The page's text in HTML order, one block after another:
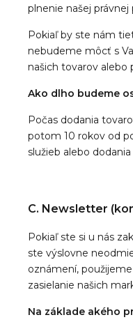
plnenie našej právnej
Pokiaľ by ste nám
nebudeme môcť s
našich tovarov alebo
Ako dlho budeme
Počas dodania
potom 10 rokov od
služieb alebo
C. Newsletter
Pokiaľ ste si u nás
ste výslovne
oznámení,
zasielanie našich
Na základe akého